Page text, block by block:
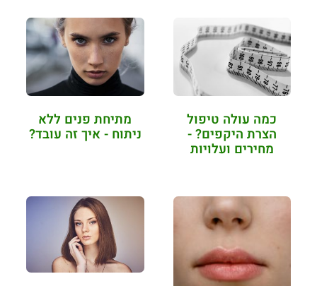
כמה עולה טיפול
הצרת היקפים? -
מחירים ועלויות
מתיחת פנים ללא
ניתוח - איך זה עובד?